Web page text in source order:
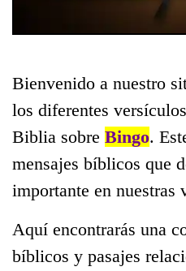
Bienvenido a nuestro
los diferentes
Biblia sobre Bingo.
mensajes bíblicos que
importante en nuestras
Aquí encontrarás una
bíblicos y pasajes